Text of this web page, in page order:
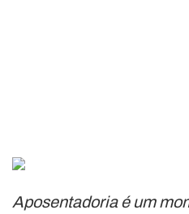
Aposentadoria é um